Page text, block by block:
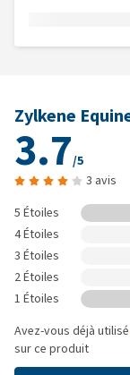
Zylkene
3.7/5
3 avis
5 Étoiles
4 Étoiles
3 Étoiles
2 Étoiles
1 Étoiles
Avez-vous déjà utilisé
sur ce produit